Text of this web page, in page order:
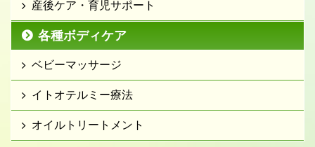
産後ケア・育児サポート
各種ボディケア
ベビーマッサージ
イトオテルミー療法
オイルトリートメント